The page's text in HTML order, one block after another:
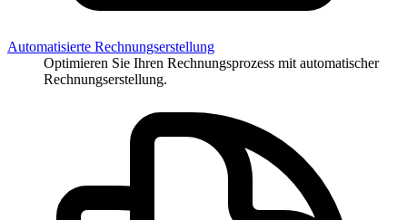
Automatisierte Rechnungserstellung
Optimieren Sie Ihren Rechnungsprozess mit automatischer
Rechnungserstellung.